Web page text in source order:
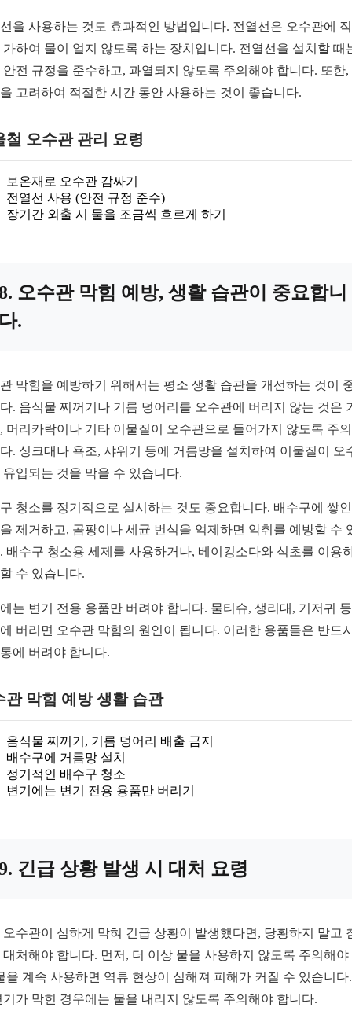
을 사용하는 것도 효과적인 방법입니다. 전열선은 오수관에
가하여 물이 얼지 않도록 하는 장치입니다. 전열선을 설치할 때
안전 규정을 준수하고, 과열되지 않도록 주의해야 합니다. 또한,
고려하여 적절한 시간 동안 사용하는 것이 좋습니다.
철 오수관 관리 요령
보온재로 오수관 감싸기
전열선 사용 (안전 규정 준수)
장기간 외출 시 물을 조금씩 흐르게 하기
오수관 막힘 예방, 생활 습관이 중요합니
.
막힘을 예방하기 위해서는 평소 생활 습관을 개선하는 것이
. 음식물 찌꺼기나 기름 덩어리를 오수관에 버리지 않는 것은
머리카락이나 기타 이물질이 오수관으로 들어가지 않도록 주
. 싱크대나 욕조, 샤워기 등에 거름망을 설치하여 이물질이 오
유입되는 것을 막을 수 있습니다.
청소를 정기적으로 실시하는 것도 중요합니다. 배수구에 쌓
제거하고, 곰팡이나 세균 번식을 억제하면 악취를 예방할 수
배수구 청소용 세제를 사용하거나, 베이킹소다와 식초를 이용
수 있습니다.
는 변기 전용 용품만 버려야 합니다. 물티슈, 생리대, 기저귀
버리면 오수관 막힘의 원인이 됩니다. 이러한 용품들은 반드
에 버려야 합니다.
관 막힘 예방 생활 습관
음식물 찌꺼기, 기름 덩어리 배출 금지
배수구에 거름망 설치
정기적인 배수구 청소
변기에는 변기 전용 용품만 버리기
긴급 상황 발생 시 대처 요령
오수관이 심하게 막혀 긴급 상황이 발생했다면, 당황하지 말고
대처해야 합니다. 먼저, 더 이상 물을 사용하지 않도록 주의해야
을 계속 사용하면 역류 현상이 심해져 피해가 커질 수 있습니다
기가 막힌 경우에는 물을 내리지 않도록 주의해야 합니다.